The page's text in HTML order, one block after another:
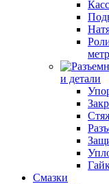
и детали
Смазки